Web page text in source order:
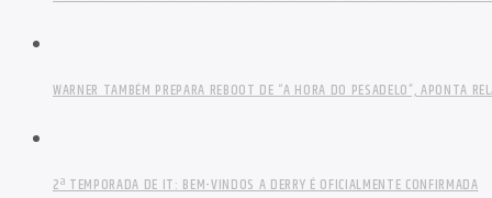
WARNER TAMBÉM PREPARA REBOOT DE “A HORA DO PESADELO”, APONTA
2ª TEMPORADA DE IT: BEM-VINDOS A DERRY É OFICIALMENTE CONFIRMADA